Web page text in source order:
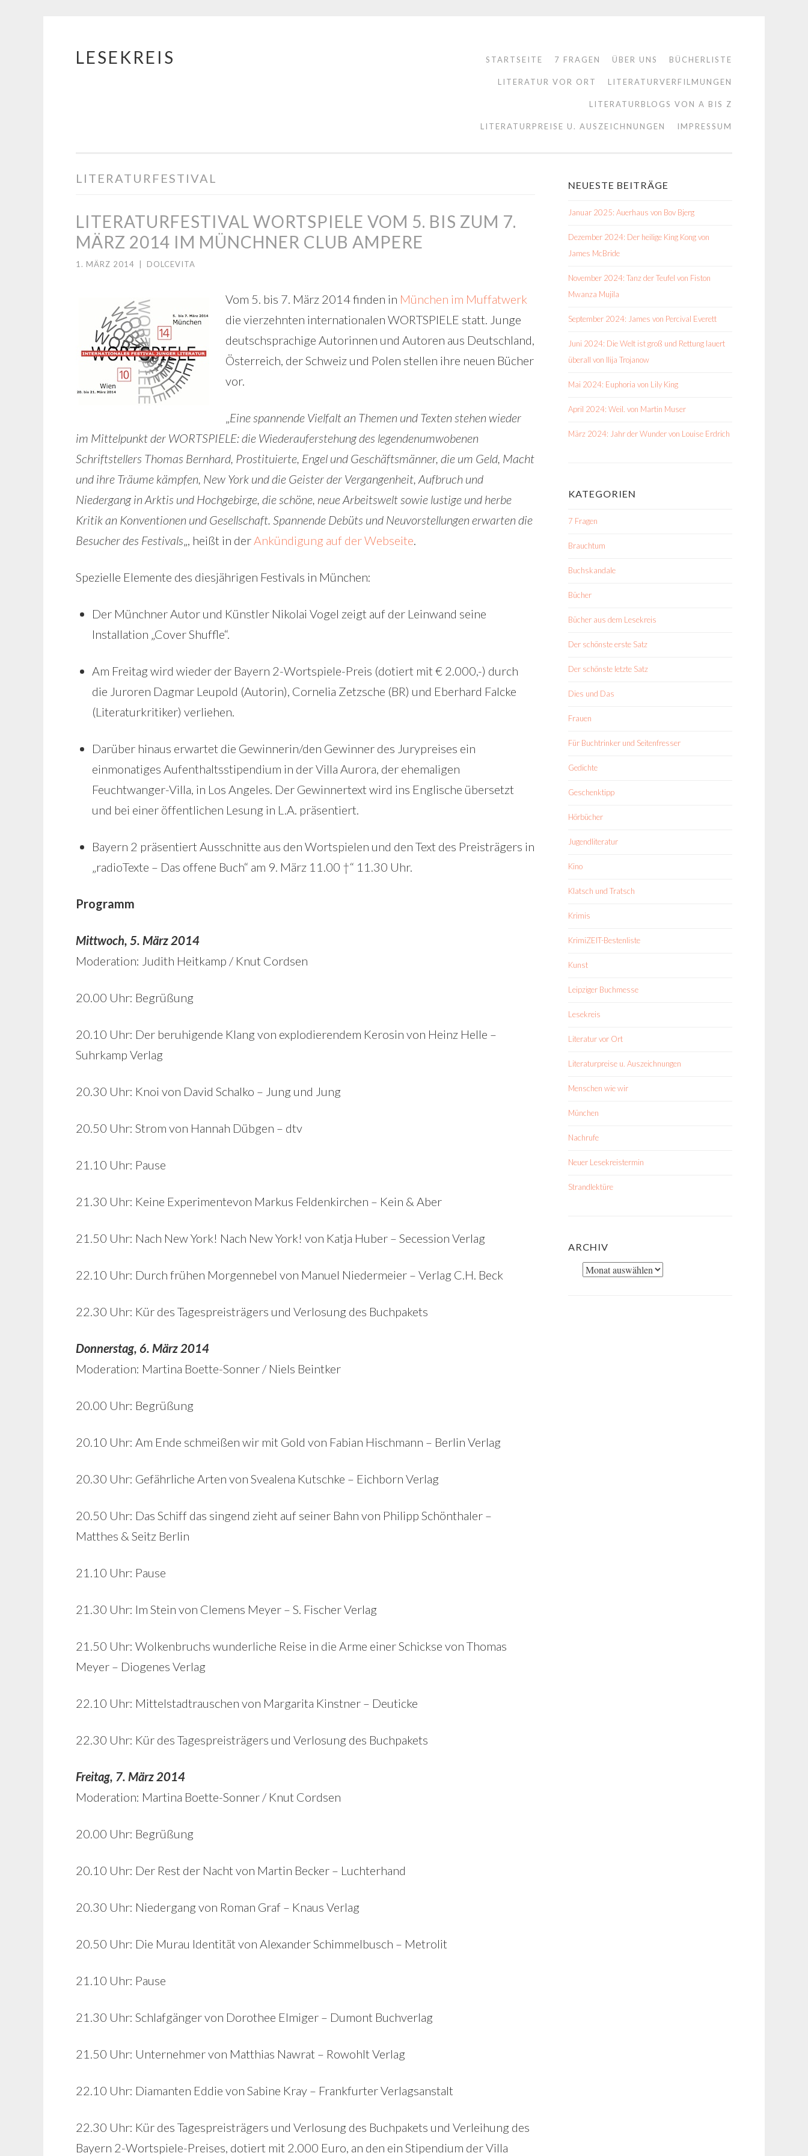
Springe
LESEKREIS STARTSEITE 7 FRAGEN ÜBER UNS BÜCHERLISTE
LITERATUR VOR ORT LITERATURVERFILMUNGEN
LITERATURBLOGS VON A BIS Z
LITERATURPREISE U. AUSZEICHNUNGEN IMPRESSUM
LITERATURFESTIVAL
LITERATURFESTIVAL WORTSPIELE VOM 5. BIS ZUM 7.
MÄRZ 2014 IM MÜNCHNER CLUB AMPERE
1. MÄRZ 2014 DOLCEVITA
Vom 5. bis 7. März 2014 finden in München im Muffatwerk
die vierzehnten internationalen WORTSPIELE statt. Junge
deutschsprachige Autorinnen und Autoren aus Deutschland,
Österreich, der Schweiz und Polen stellen ihre neuen Bücher
vor.
„Eine spannende Vielfalt an Themen und Texten stehen wieder
im Mittelpunkt der WORTSPIELE: die Wiederauferstehung des legendenumwobenen
Schriftstellers Thomas Bernhard, Prostituierte, Engel und Geschäftsmänner, die um Geld, Macht
und ihre Träume kämpfen, New York und die Geister der Vergangenheit, Aufbruch und
Niedergang in Arktis und Hochgebirge, die schöne, neue Arbeitswelt sowie lustige und herbe
Kritik an Konventionen und Gesellschaft. Spannende Debüts und Neuvorstellungen erwarten die
Besucher des Festivals„, heißt in derAnkündigung auf der Webseite.
Spezielle Elemente des diesjährigen Festivals in München:
Der Münchner Autor und Künstler Nikolai Vogel zeigt auf der Leinwand seine
Installation „Cover Shuffle“.
Am Freitag wird wieder der Bayern 2-Wortspiele-Preis (dotiert mit € 2.000,-) durch
die Juroren Dagmar Leupold (Autorin), Cornelia Zetzsche (BR) und Eberhard Falcke
(Literaturkritiker) verliehen.
Darüber hinaus erwartet die Gewinnerin/den Gewinner des Jurypreises ein
einmonatiges Aufenthaltsstipendium in der Villa Aurora, der ehemaligen
Feuchtwanger-Villa, in Los Angeles. Der Gewinnertext wird ins Englische übersetzt
und bei einer öffentlichen Lesung in L.A. präsentiert.
Bayern 2 präsentiert Ausschnitte aus den Wortspielen und den Text des Preisträgers in
„radioTexte – Das offene Buch“ am 9. März 11.00 †“ 11.30 Uhr.
Programm
Mittwoch, 5. März 2014
Moderation: Judith Heitkamp / Knut Cordsen
20.00 Uhr: Begrüßung
20.10 Uhr: Der beruhigende Klang von explodierendem Kerosin von Heinz Helle –
Suhrkamp Verlag
20.30 Uhr: Knoi von David Schalko – Jung und Jung
20.50 Uhr: Strom von Hannah Dübgen – dtv
21.10 Uhr: Pause
21.30 Uhr: Keine Experimentevon Markus Feldenkirchen – Kein & Aber
21.50 Uhr: Nach New York! Nach New York! von Katja Huber – Secession Verlag
22.10 Uhr: Durch frühen Morgennebel von Manuel Niedermeier – Verlag C.H. Beck
22.30 Uhr: Kür des Tagespreisträgers und Verlosung des Buchpakets
Donnerstag, 6. März 2014
Moderation: Martina Boette-Sonner / Niels Beintker
20.00 Uhr: Begrüßung
20.10 Uhr: Am Ende schmeißen wir mit Gold von Fabian Hischmann – Berlin Verlag
20.30 Uhr: Gefährliche Arten von Svealena Kutschke – Eichborn Verlag
20.50 Uhr: Das Schiff das singend zieht auf seiner Bahn von Philipp Schönthaler –
Matthes & Seitz Berlin
21.10 Uhr: Pause
21.30 Uhr: Im Stein von Clemens Meyer – S. Fischer Verlag
21.50 Uhr: Wolkenbruchs wunderliche Reise in die Arme einer Schickse von Thomas
Meyer – Diogenes Verlag
22.10 Uhr: Mittelstadtrauschen von Margarita Kinstner – Deuticke
22.30 Uhr: Kür des Tagespreisträgers und Verlosung des Buchpakets
Freitag, 7. März 2014
Moderation: Martina Boette-Sonner / Knut Cordsen
20.00 Uhr: Begrüßung
20.10 Uhr: Der Rest der Nacht von Martin Becker – Luchterhand
20.30 Uhr: Niedergang von Roman Graf – Knaus Verlag
20.50 Uhr: Die Murau Identität von Alexander Schimmelbusch – Metrolit
21.10 Uhr: Pause
21.30 Uhr: Schlafgänger von Dorothee Elmiger – Dumont Buchverlag
21.50 Uhr: Unternehmer von Matthias Nawrat – Rowohlt Verlag
22.10 Uhr: Diamanten Eddie von Sabine Kray – Frankfurter Verlagsanstalt
22.30 Uhr: Kür des Tagespreisträgers und Verlosung des Buchpakets und Verleihung des
Bayern 2-Wortspiele-Preises, dotiert mit 2.000 Euro, an den ein Stipendium der Villa
NEUESTE BEITRÄGE
Januar 2025: Auerhaus von Bov Bjerg
Dezember 2024: Der heilige King Kong von
James McBride
November 2024: Tanz der Teufel von Fiston
Mwanza Mujila
September 2024: James von Percival Everett
Juni 2024: Die Welt ist groß und Rettung lauert
überall von Ilija Trojanow
Mai 2024: Euphoria von Lily King
April 2024: Weil. von Martin Muser
März 2024: Jahr der Wunder von Louise Erdrich
KATEGORIEN
7 Fragen
Brauchtum
Buchskandale
Bücher
Bücher aus dem Lesekreis
Der schönste erste Satz
Der schönste letzte Satz
Dies und Das
Frauen
Für Buchtrinker und Seitenfresser
Gedichte
Geschenktipp
Hörbücher
Jugendliteratur
Kino
Klatsch und Tratsch
Krimis
KrimiZEIT-Bestenliste
Kunst
Leipziger Buchmesse
Lesekreis
Literatur vor Ort
Literaturpreise u. Auszeichnungen
Menschen wie wir
München
Nachrufe
Neuer Lesekreistermin
Strandlektüre
ARCHIV
Archiv